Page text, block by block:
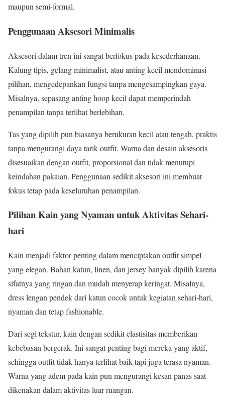
maupun semi-formal.
Penggunaan Aksesori Minimalis
Aksesori dalam tren ini sangat berfokus pada kesederhanaan.
Kalung tipis, gelang minimalist, atau anting kecil mendominasi
pilihan, mengedepankan fungsi tanpa mengesampingkan gaya.
Misalnya, sepasang anting hoop kecil dapat memperindah
penampilan tanpa terlihat berlebihan.
Tas yang dipilih pun biasanya berukuran kecil atau tengah, praktis
tanpa mengurangi daya tarik outfit. Warna dan desain aksesoris
disesuaikan dengan outfit, proporsional dan tidak menutupi
keindahan pakaian. Penggunaan sedikit aksesori ini membuat
fokus tetap pada keseluruhan penampilan.
Pilihan Kain yang Nyaman untuk Aktivitas Sehari-
hari
Kain menjadi faktor penting dalam menciptakan outfit simpel
yang elegan. Bahan katun, linen, dan jersey banyak dipilih karena
sifatnya yang ringan dan mudah menyerap keringat. Misalnya,
dress lengan pendek dari katun cocok untuk kegiatan sehari-hari,
nyaman dan tetap fashionable.
Dari segi tekstur, kain dengan sedikit elastisitas memberikan
kebebasan bergerak. Ini sangat penting bagi mereka yang aktif,
sehingga outfit tidak hanya terlihat baik tapi juga terasa nyaman.
Warna yang adem pada kain pun mengurangi kesan panas saat
dikenakan dalam aktivitas luar ruangan.